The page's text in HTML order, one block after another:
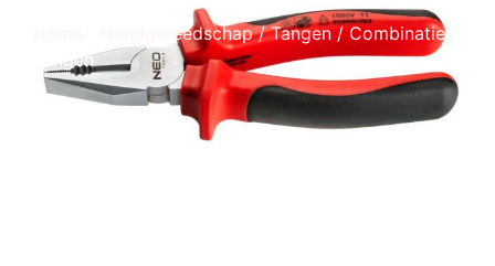
Handgereedschap/Tangen/ Combinatie
Tangen